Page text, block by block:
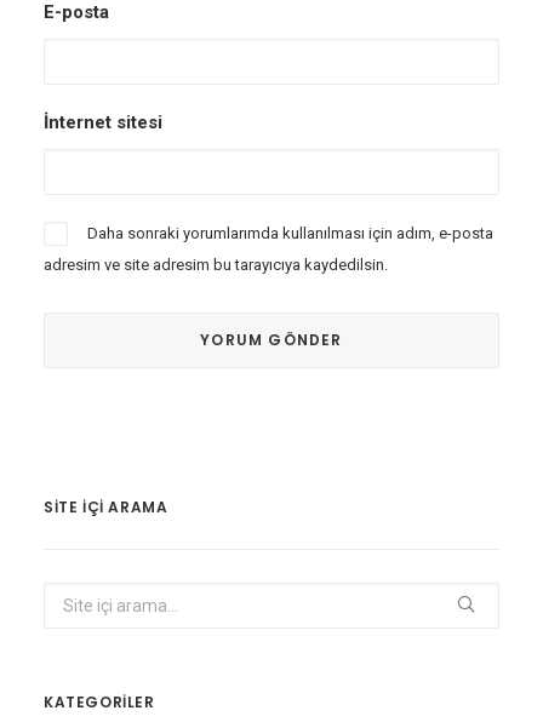
E-posta
İnternet sitesi
Daha sonraki yorumlarımda kullanılması için adım, e-posta
adresim ve site adresim bu tarayıcıya kaydedilsin.
SITE IÇI ARAMA
KATEGORİLER